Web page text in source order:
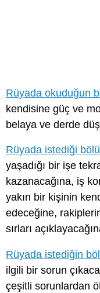
Rüyada okuduğun
kendisine güç ve
belaya ve derde
Rüyada istediği
yaşadığı bir işe
kazanacağına, iş
yakın bir kişinin
edeceğine,
sırları
Rüyada istediğin
ilgili bir sorun
çeşitli sorunlardan